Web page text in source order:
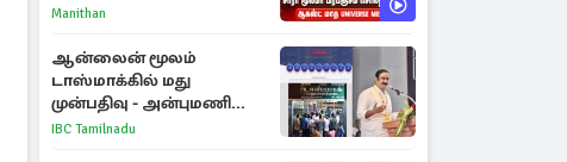
Manithan
ஆன்லைன் மூலம்
டாஸ்மாக்கில் மது
முன்பதிவு - அன்புமணி
ராமதாஸ் எதிர்ப்பு
IBC Tamilnadu